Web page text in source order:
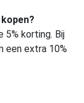
5% korting. Bij
een extra 10%